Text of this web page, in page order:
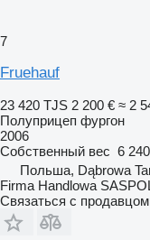
7
Fruehauf
23 420 TJS 2 200 € ≈ 2
Полуприцеп фургон
2006
Собственный вес 6
Польша, Dąbrowa
Firma Handlowa
Связаться с продавцом